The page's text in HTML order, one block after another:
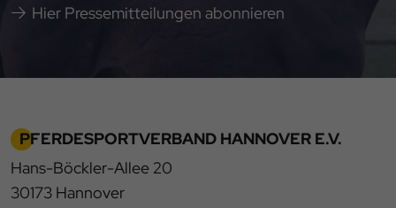
Hier Pressemitteilungen abonnieren
PFERDESPORTVERBAND HANNOVER E.V.
Hans-Böckler-Allee 20
30173 Hannover